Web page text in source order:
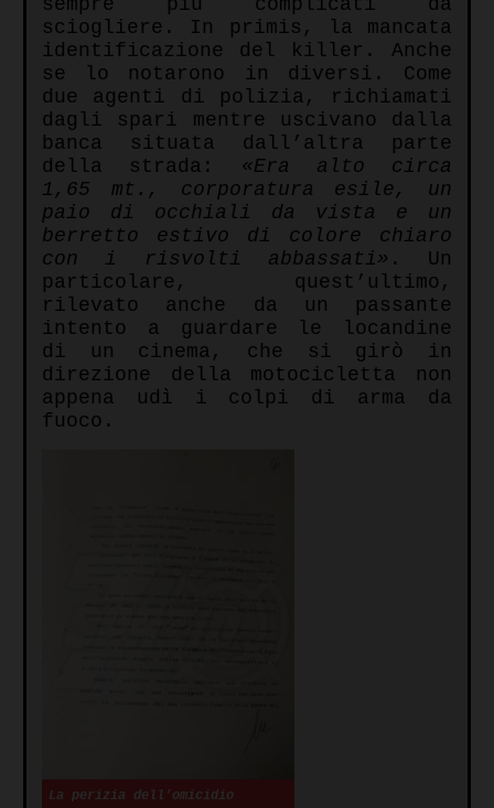
sempre più complicati da
sciogliere. In primis, la mancata
identificazione del killer. Anche
se lo notarono in diversi. Come
due agenti di polizia, richiamati
dagli spari mentre uscivano dalla
banca situata dall’altra parte
della strada: «Era alto circa
1,65 mt., corporatura esile, un
paio di occhiali da vista e un
berretto estivo di colore chiaro
con i risvolti abbassati» . Un
particolare, quest’ultimo,
rilevato anche da un passante
intento a guardare le locandine
di un cinema, che si girò in
direzione della motocicletta non
appena udì i colpi di arma da
fuoco.
La perizia dell’omicidio